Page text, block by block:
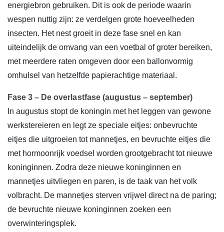
energiebron gebruiken. Dit is ook de periode waarin
wespen nuttig zijn: ze verdelgen grote hoeveelheden
insecten. Het nest groeit in deze fase snel en kan
uiteindelijk de omvang van een voetbal of groter bereiken,
met meerdere raten omgeven door een ballonvormig
omhulsel van hetzelfde papierachtige materiaal.
Fase 3 – De overlastfase (augustus – september)
In augustus stopt de koningin met het leggen van gewone
werkstereieren en legt ze speciale eitjes: onbevruchte
eitjes die uitgroeien tot mannetjes, en bevruchte eitjes die
met hormoonrijk voedsel worden grootgebracht tot nieuwe
koninginnen. Zodra deze nieuwe koninginnen en
mannetjes uitvliegen en paren, is de taak van het volk
volbracht. De mannetjes sterven vrijwel direct na de paring;
de bevruchte nieuwe koninginnen zoeken een
overwinteringsplek.